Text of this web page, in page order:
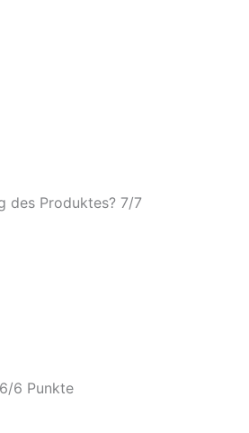
des Produktes? 7/7
6 Punkte